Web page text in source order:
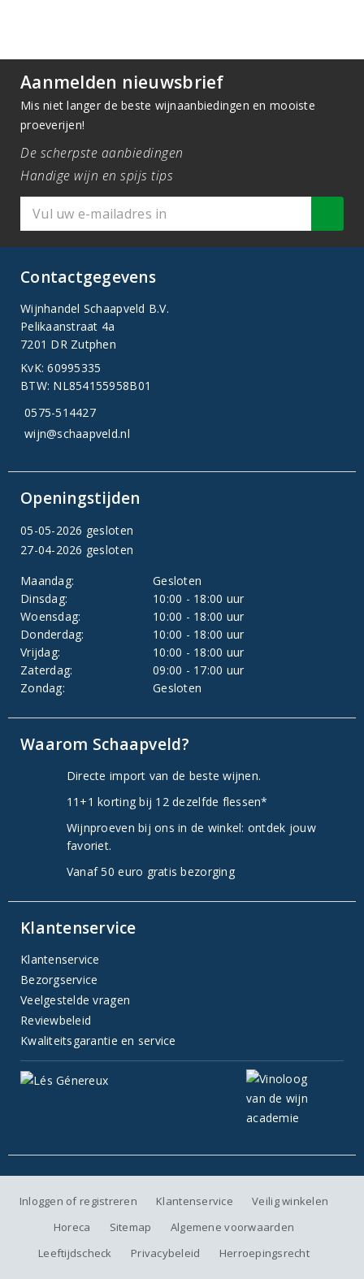
Aanmelden nieuwsbrief
Mis niet langer de beste wijnaanbiedingen en mooiste
proeverijen!
De scherpste aanbiedingen
Handige wijn en spijs tips
Contactgegevens
Wijnhandel Schaapveld B.V.
Pelikaanstraat 4a
7201 DR Zutphen
KvK: 60995335
BTW: NL854155958B01
0575-514427
wijn@schaapveld.nl
Openingstijden
05-05-2026 gesloten
27-04-2026 gesloten
Maandag:
Gesloten
Dinsdag:
10:00 - 18:00 uur
Woensdag:
10:00 - 18:00 uur
Donderdag:
10:00 - 18:00 uur
Vrijdag:
10:00 - 18:00 uur
Zaterdag:
09:00 - 17:00 uur
Zondag:
Gesloten
Waarom Schaapveld?
Directe import van de beste wijnen.
11+1 korting bij 12 dezelfde flessen*
Wijnproeven bij ons in de winkel: ontdek jouw
favoriet.
Vanaf 50 euro gratis bezorging
Klantenservice
Klantenservice
Bezorgservice
Veelgestelde vragen
Reviewbeleid
Kwaliteitsgarantie en service
Inloggen of registreren Klantenservice
Veilig winkelen
Horeca
Sitemap
Algemene voorwaarden
Leeftijdscheck
Privacybeleid Herroepingsrecht